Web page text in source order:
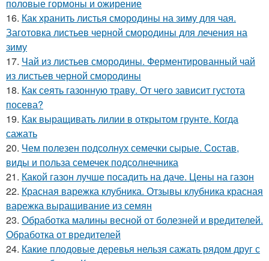
половые гормоны и ожирение
16. Как хранить листья смородины на зиму для чая.
Заготовка листьев черной смородины для лечения на
зиму
17. Чай из листьев смородины. Ферментированный чай
из листьев черной смородины
18. Как сеять газонную траву. От чего зависит густота
посева?
19. Как выращивать лилии в открытом грунте. Когда
сажать
20. Чем полезен подсолнух семечки сырые. Состав,
виды и польза семечек подсолнечника
21. Какой газон лучше посадить на даче. Цены на газон
22. Красная варежка клубника. Отзывы клубника красная
варежка выращивание из семян
23. Обработка малины весной от болезней и вредителей.
Обработка от вредителей
24. Какие плодовые деревья нельзя сажать рядом друг с